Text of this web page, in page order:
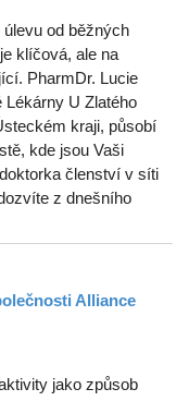
od běžných
klíčová, ale na
PharmDr. Lucie
Lékárny U Zlatého
kraji, působí
kde jsou Vaši
členství v síti
z dnešního
Alliance
jako způsob